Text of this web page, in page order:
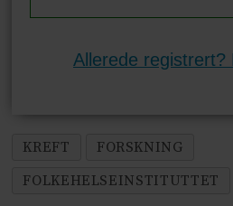
Allerede registrert?
KREFT
FORSKNING
FOLKEHELSEINSTITUTTET